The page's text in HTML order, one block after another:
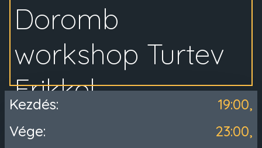
Doromb
workshop Turtev
Erikkel
Kezdés:
19:00,
Vége:
23:00,